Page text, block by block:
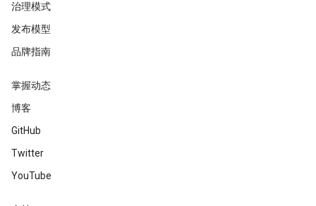
治理模式
发布模型
品牌指南
掌握动态
博客
GitHub
Twitter
YouTube